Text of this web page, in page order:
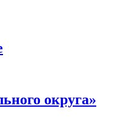
округа»